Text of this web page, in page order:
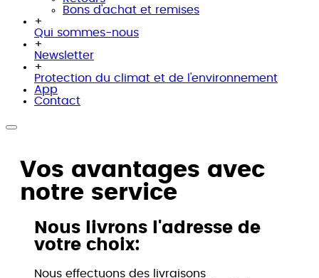
Bons d'achat et remises
+
Qui sommes-nous
+
Newsletter
+
Protection du climat et de l'environnement
App
Contact
Vos avantages avec
notre service
Nous livrons l'adresse de
votre choix:
Nous effectuons des livraisons